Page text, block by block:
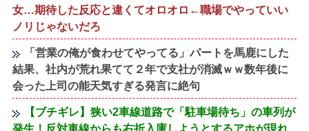
女…期待した反応と違くてオロオロ←職場でやっていい
ノリじゃないだろ
「営業の俺が食わせてやってる」パートを馬鹿にした
結果、社内が荒れ果てて２年で支社が消滅ｗｗ数年後に
会った上司の能天気すぎる発言に絶句
【ブチギレ】狭い2車線道路で「駐車場待ち」の車列が
発生！反対車線からも右折入庫しようとするアホが現れ